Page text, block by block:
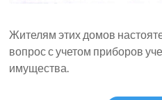
Жителям этих домов
вопрос с учетом приборов
имущества.